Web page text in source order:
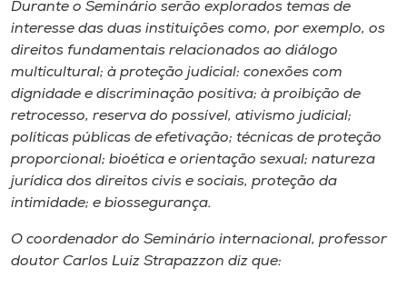
Durante o Seminário serão explorados temas de
interesse das duas instituições como, por exemplo, os
direitos fundamentais relacionados ao diálogo
multicultural; à proteção judicial: conexões com
dignidade e discriminação positiva; à proibição de
retrocesso, reserva do possível, ativismo judicial;
políticas públicas de efetivação; técnicas de proteção
proporcional; bioética e orientação sexual; natureza
jurídica dos direitos civis e sociais, proteção da
intimidade; e biossegurança.
O coordenador do Seminário internacional, professor
doutor Carlos Luiz Strapazzon diz que: